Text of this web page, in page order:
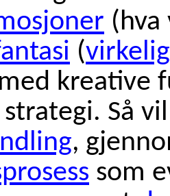
(
kreative
Så
,
som